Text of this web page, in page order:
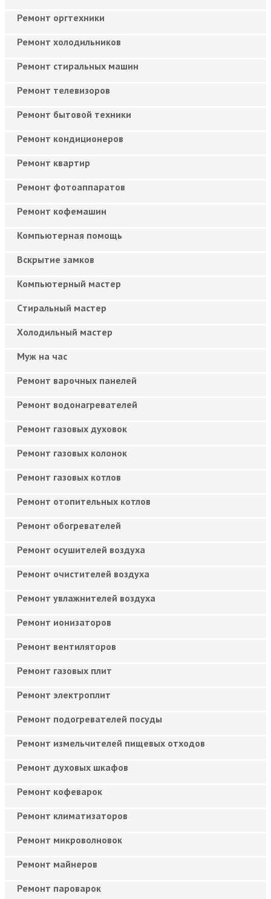
Ремонт оргтехники
Ремонт холодильников
Ремонт стиральных машин
Ремонт телевизоров
Ремонт бытовой техники
Ремонт кондиционеров
Ремонт квартир
Ремонт фотоаппаратов
Ремонт кофемашин
Компьютерная помощь
Вскрытие замков
Компьютерный мастер
Cтиральный мастер
Холодильный мастер
Муж на час
Ремонт варочных панелей
Ремонт водонагревателей
Ремонт газовых духовок
Ремонт газовых колонок
Ремонт газовых котлов
Ремонт отопительных котлов
Ремонт обогревателей
Ремонт осушителей воздуха
Ремонт очистителей воздуха
Ремонт увлажнителей воздуха
Ремонт ионизаторов
Ремонт вентиляторов
Ремонт газовых плит
Ремонт электроплит
Ремонт подогревателей посуды
Ремонт измельчителей пищевых отходов
Ремонт духовых шкафов
Ремонт кофеварок
Ремонт климатизаторов
Ремонт микроволновок
Ремонт майнеров
Ремонт пароварок